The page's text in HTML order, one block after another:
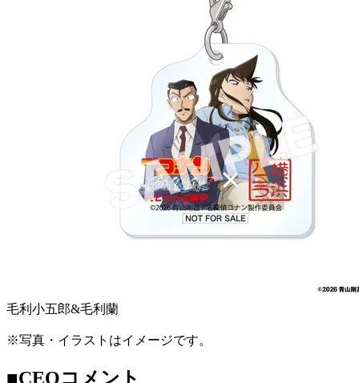
毛利小五郎&毛利蘭
※写真・イラストはイメージです。
■CEOコメント